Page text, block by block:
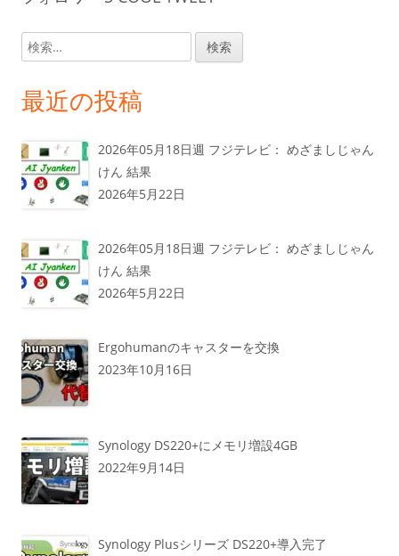
検
索:
最近の投稿
2026年05月18日週 フジテレビ： めざましじゃん
けん 結果
2026年5月22日
2026年05月18日週 フジテレビ： めざましじゃん
けん 結果
2026年5月22日
Ergohumanのキャスターを交換
2023年10月16日
Synology DS220+にメモリ増設4GB
2022年9月14日
Synology Plusシリーズ DS220+導入完了